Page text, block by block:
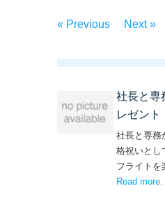
« Previous Next »
社長と専
レゼント
社長と専務
格祝いとし
フライトを
Read more